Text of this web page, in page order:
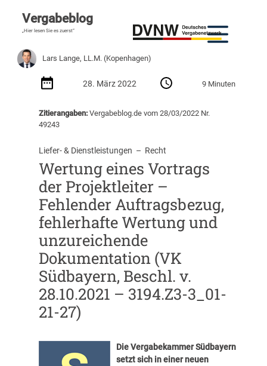
Vergabeblog
„Hier lesen Sie es zuerst“
Lars Lange, LL.M. (Kopenhagen)
28. März 2022 9 Minuten
Zitierangaben:Vergabeblog.de vom 28/03/2022 Nr.
49243
Liefer- & Dienstleistungen
  –
Recht
Wertung eines Vortrags
der Projektleiter –
Fehlender Auftragsbezug,
fehlerhafte Wertung und
unzureichende
Dokumentation (VK
Südbayern, Beschl. v.
28.10.2021 – 3194.Z3-3_01-
21-27)
Die Vergabekammer Südbayern
setzt sich in einer neuen